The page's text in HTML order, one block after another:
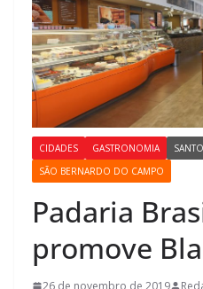
CIDADES GASTRONOMIA
SÃO BERNARDO DO CAMPO
Padaria
promove